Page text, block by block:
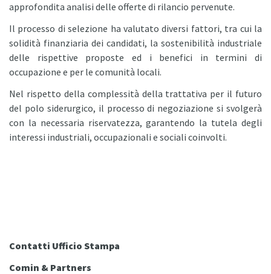
approfondita analisi delle offerte di rilancio pervenute.
Il processo di selezione ha valutato diversi fattori, tra cui la
solidità finanziaria dei candidati, la sostenibilità industriale
delle rispettive proposte ed i benefici in termini di
occupazione e per le comunità locali.
Nel rispetto della complessità della trattativa per il futuro
del polo siderurgico, il processo di negoziazione si svolgerà
con la necessaria riservatezza, garantendo la tutela degli
interessi industriali, occupazionali e sociali coinvolti.
Contatti Ufficio Stampa
Comin & Partners